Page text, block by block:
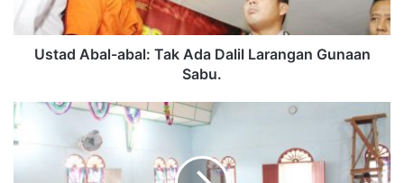
Ustad Abal-abal: Tak Ada Dalil Larangan Gunaan
Sabu.